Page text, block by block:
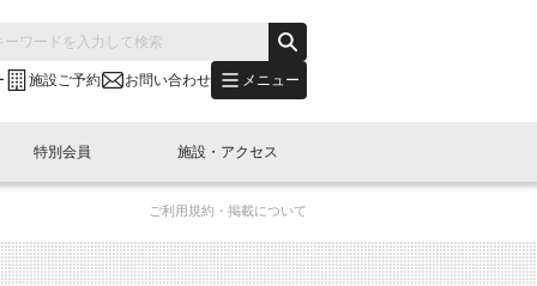
施設ご予約 お問い合わせ メニュー
"LINK-BioBAY TOKYO"？
LINK-J WEST
特別会員
し込み
施設・アクセス
予約
ご利用規約・掲載について